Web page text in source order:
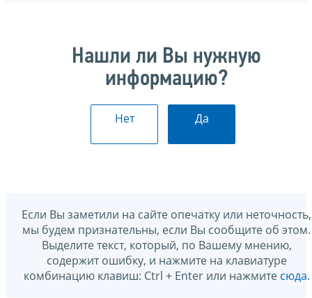
Нашли ли Вы нужную
информацию?
Нет Да
Если Вы заметили на сайте опечатку или неточность,
мы будем признательны, если Вы сообщите об этом.
Выделите текст, который, по Вашему мнению,
содержит ошибку, и нажмите на клавиатуре
комбинацию клавиш: Ctrl + Enter или нажмите сюда.